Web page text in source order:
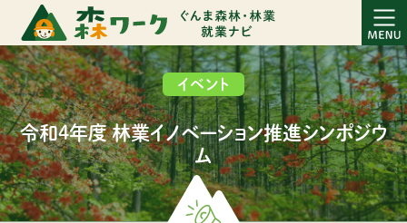
イベント
令和4年度 林業イノベーション推進シンポジウ
ム